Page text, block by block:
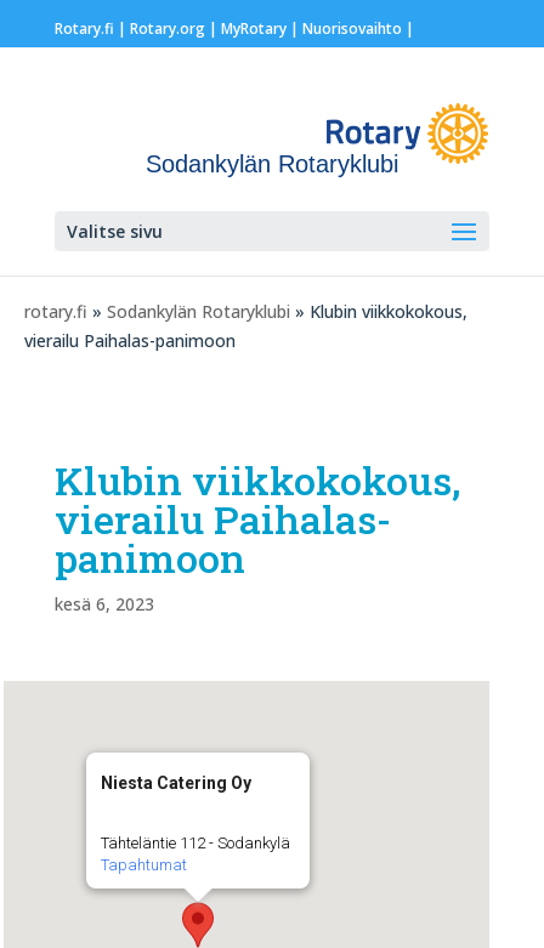
Rotary.fi | Rotary.org| MyRotary | Nuorisovaihto |
Sodankylän Rotaryklubi
Valitse sivu
rotary.fi » Sodankylän Rotaryklubi » Klubin viikkokokous,
vierailu Paihalas-panimoon
Klubin viikkokokous,
vierailu Paihalas-
panimoon
kesä 6, 2023
Niesta Catering Oy
Tähteläntie 112 - Sodankylä
Tapahtumat